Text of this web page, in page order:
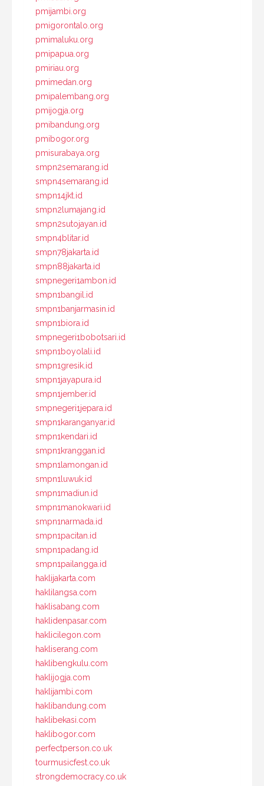
pmijambi.org
pmigorontalo.org
pmimaluku.org
pmipapua.org
pmiriau.org
pmimedan.org
pmipalembang.org
pmijogja.org
pmibandung.org
pmibogor.org
pmisurabaya.org
smpn2semarang.id
smpn4semarang.id
smpn14jkt.id
smpn2lumajang.id
smpn2sutojayan.id
smpn4blitar.id
smpn78jakarta.id
smpn88jakarta.id
smpnegeri1ambon.id
smpn1bangil.id
smpn1banjarmasin.id
smpn1biora.id
smpnegeri1bobotsari.id
smpn1boyolali.id
smpn1gresik.id
smpn1jayapura.id
smpn1jember.id
smpnegeri1jepara.id
smpn1karanganyar.id
smpn1kendari.id
smpn1kranggan.id
smpn1lamongan.id
smpn1luwuk.id
smpn1madiun.id
smpn1manokwari.id
smpn1narmada.id
smpn1pacitan.id
smpn1padang.id
smpn1pailangga.id
haklijakarta.com
haklilangsa.com
haklisabang.com
haklidenpasar.com
haklicilegon.com
hakliserang.com
haklibengkulu.com
haklijogja.com
haklijambi.com
haklibandung.com
haklibekasi.com
haklibogor.com
perfectperson.co.uk
tourmusicfest.co.uk
strongdemocracy.co.uk